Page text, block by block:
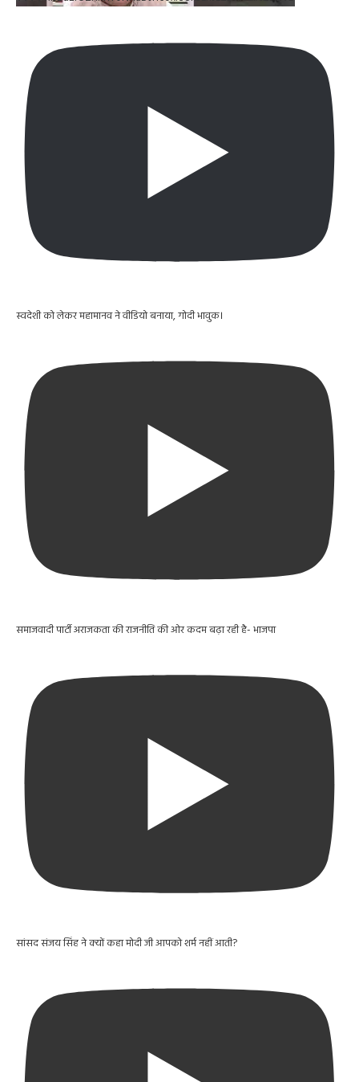
स्वदेशी को लेकर महामानव ने वीडियो बनाया, गोदी भावुक।
समाजवादी पार्टी अराजकता की राजनीति की ओर कदम बढ़ा रही है- भाजपा
सांसद संजय सिंह ने क्यों कहा मोदी जी आपको शर्म नहीं आती?